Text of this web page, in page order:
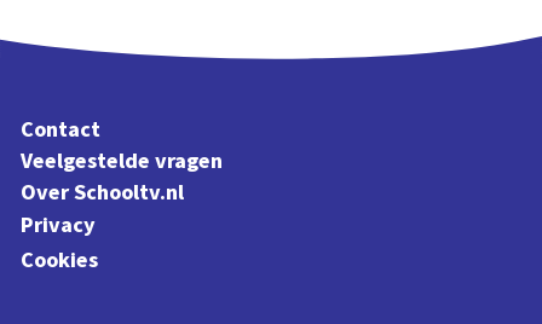
Contact
Veelgestelde vragen
Over Schooltv.nl
Privacy
Cookies